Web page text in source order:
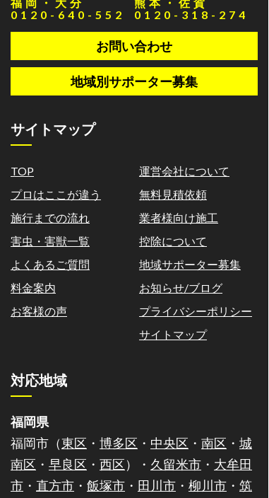
0120-640-552
0120-318-274
お問い合わせ
地域別サポーター募集
サイトマップ
TOP
プロはここが違う
施行までの流れ
害虫・害獣一覧
よくあるご質問
料金案内
お客様の声
運営会社について
無料見積依頼
業者様向け施工
控除について
地域サポーター募集
お知らせ/ブログ
プライバシーポリシー
サイトマップ
対応地域
福岡県
福岡市（東区 ・ 博多区 ・ 中央区 ・ 南区 ・ 城
南区 ・ 早良区 ・ 西区）・ 久留米市 ・ 大牟田
市 ・ 直方市 ・ 飯塚市 ・ 田川市 ・ 柳川市 ・ 筑